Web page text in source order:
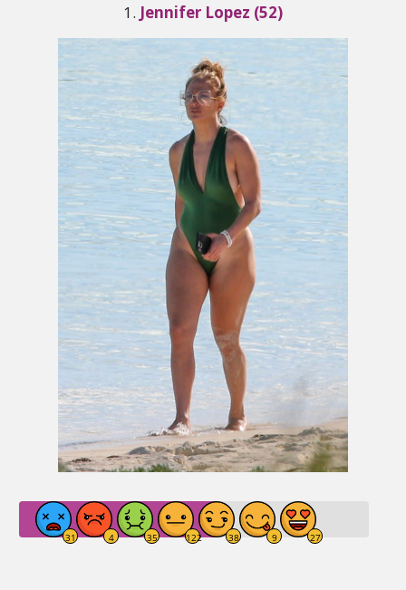
1. Jennifer Lopez (52)